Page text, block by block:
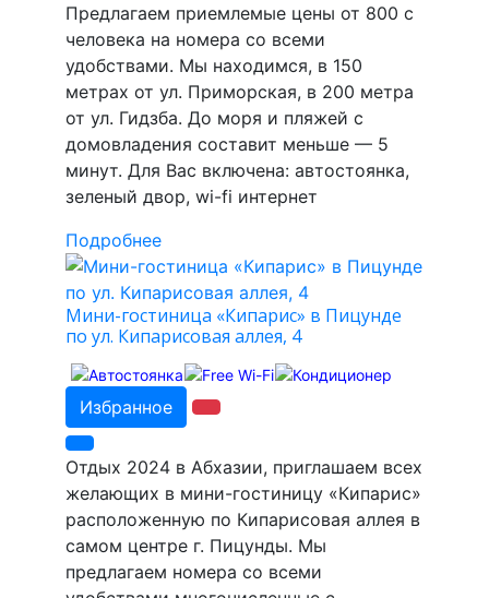
Предлагаем приемлемые цены от 800 с
человека на номера со всеми
удобствами. Мы находимся, в 150
метрах от ул. Приморская, в 200 метра
от ул. Гидзба. До моря и пляжей с
домовладения составит меньше — 5
минут. Для Вас включена: автостоянка,
зеленый двор, wi-fi интернет
Подробнее
Мини-гостиница «Кипарис» в Пицунде
по ул. Кипарисовая аллея, 4
Избранное
Отдых 2024 в Абхазии, приглашаем всех
желающих в мини-гостиницу «Кипарис»
расположенную по Кипарисовая аллея в
самом центре г. Пицунды. Мы
предлагаем номера со всеми